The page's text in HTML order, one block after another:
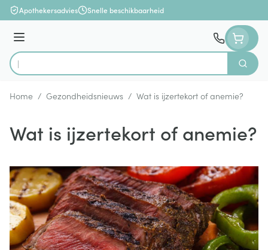
Ga naar de inhoud
Apothekersadvies Snelle beschikbaarheid
Menu
Product, merk, categorie...
Zoek
Home / Gezondheidsnieuws / Wat is ijzertekort of anemie?
Wat is ijzertekort of anemie?